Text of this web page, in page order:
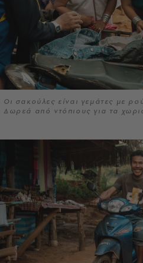
Οι σακούλες είναι γεμάτες με
Δωρεά από ντόπιους για τα